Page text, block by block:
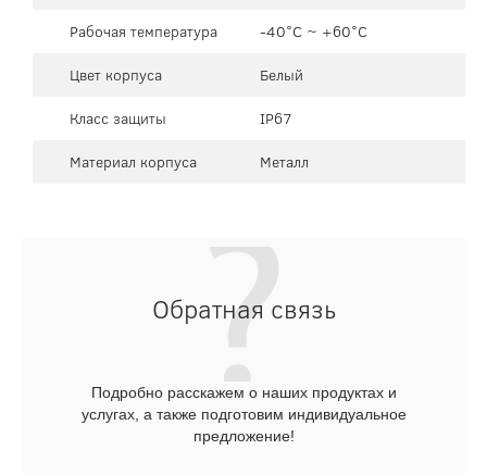
Рабочая температура
-40°C ~ +60°C
Цвет корпуса
Белый
Класс защиты
IP67
Материал корпуса
Металл
Обратная связь
Подробно расскажем о наших продуктах и
услугах, а также подготовим индивидуальное
предложение!